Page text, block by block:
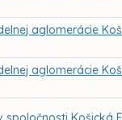
aglomerácie
aglomerácie